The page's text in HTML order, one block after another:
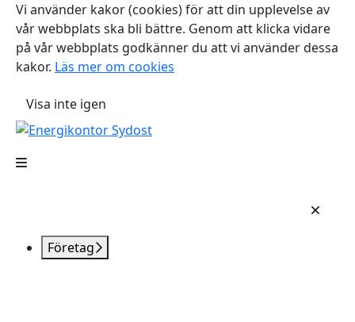
Vi använder kakor (cookies) för att din upplevelse av
vår webbplats ska bli bättre. Genom att klicka vidare
på vår webbplats godkänner du att vi använder dessa
kakor. Läs mer om cookies
Visa inte igen
Företag